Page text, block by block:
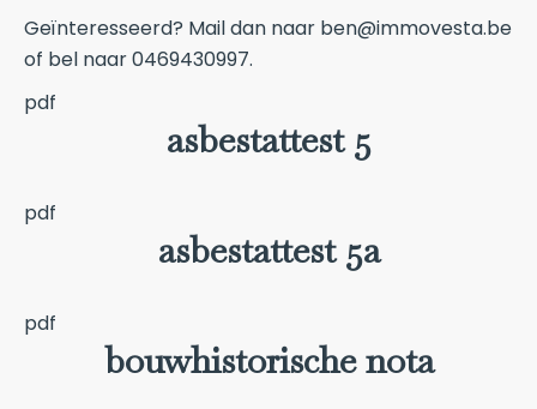
Geïnteresseerd? Mail dan naar ben@immovesta.be
of bel naar 0469430997.
pdf
asbestattest 5
pdf
asbestattest 5a
pdf
bouwhistorische nota